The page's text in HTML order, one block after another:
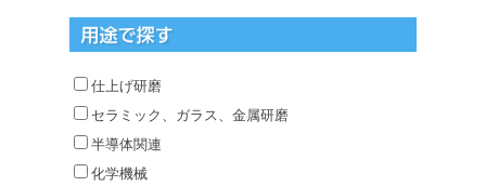
仕上げ研磨
セラミック、ガラス、金属研磨
半導体関連
化学機械